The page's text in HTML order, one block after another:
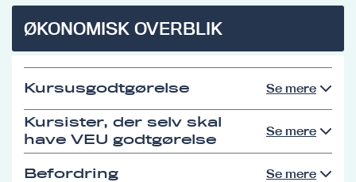
ØKONOMISK OVERBLIK
Kursusgodtgørelse Se mere
Kursister, der selv skal
have VEU godtgørelse
Se mere
Befordring Se mere